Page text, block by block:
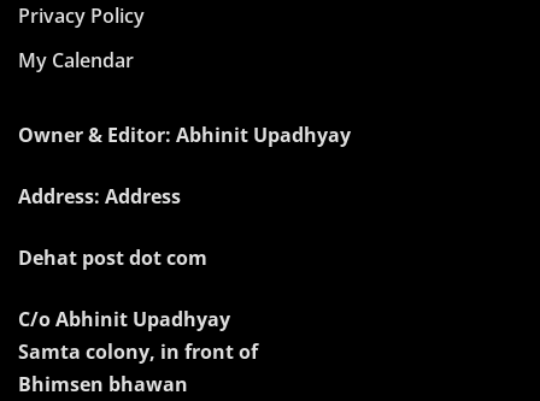
Privacy Policy
My Calendar
Owner & Editor: Abhinit Upadhyay
Address: Address
Dehat post dot com
C/o Abhinit Upadhyay
Samta colony, in front of
Bhimsen bhawan